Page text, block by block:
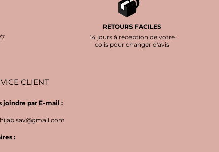
RETOURS FACILES
14 jours à réception de votre
colis pour changer d'avis
CLIENT
joindre par E-mail :
: